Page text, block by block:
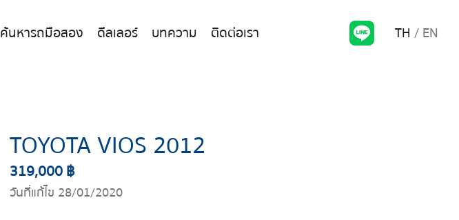
ค้นหารถมือสอง ดีลเลอร์ บทความ ติดต่อเรา TH EN
TOYOTA VIOS 2012
319,000 ฿
วันที่แก้ไข 28/01/2020